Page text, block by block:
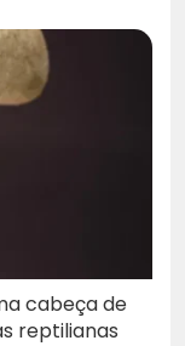
cabeça de
reptilianas